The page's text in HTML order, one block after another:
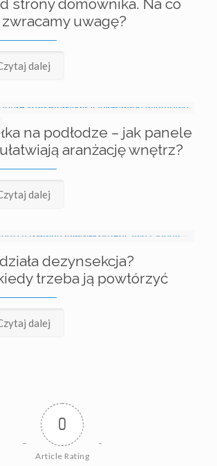
strony domownika. Na co
uwagę?
dalej
na podłodze – jak panele
aranżację wnętrz?
dalej
dezynsekcja?
trzeba ją powtórzyć
dalej
0
Article Rating